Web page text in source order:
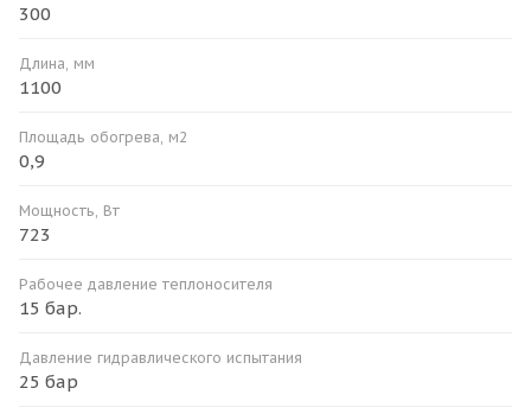
300
Длина, мм
1100
Площадь обогрева, м2
0,9
Мощность, Вт
723
Рабочее давление теплоносителя
15 бар.
Давление гидравлического испытания
25 бар